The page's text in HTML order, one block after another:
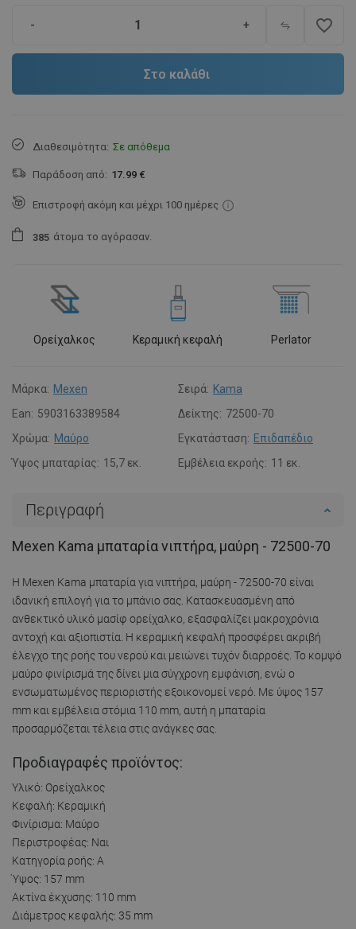
- + favorite_border
Στο καλάθι
Διαθεσιμότητα: Σε απόθεμα
Παράδοση από: 17.99 €
Επιστροφή ακόμη και μέχρι 100 ημέρες
385 άτομα το αγόρασαν.
Ορείχαλκος Κεραμική κεφαλή Perlator
Μάρκα: Mexen Σειρά: Kama
Ean: 5903163389584 Δείκτης: 72500-70
Χρώμα: Μαύρο Εγκατάσταση: Επιδαπέδιο
Ύψος μπαταρίας: 15,7 εκ. Εμβέλεια εκροής: 11 εκ.
Περιγραφή
Mexen Kama μπαταρία νιπτήρα, μαύρη - 72500-70
Η Mexen Kama μπαταρία για νιπτήρα, μαύρη - 72500-70 είναι
ιδανική επιλογή για το μπάνιο σας. Κατασκευασμένη από
ανθεκτικό υλικό μασίφ ορείχαλκο, εξασφαλίζει μακροχρόνια
αντοχή και αξιοπιστία. Η κεραμική κεφαλή προσφέρει ακριβή
έλεγχο της ροής του νερού και μειώνει τυχόν διαρροές. Το κομψό
μαύρο φινίρισμά της δίνει μια σύγχρονη εμφάνιση, ενώ ο
ενσωματωμένος περιοριστής εξοικονομεί νερό. Με ύψος 157
mm και εμβέλεια στόμια 110 mm, αυτή η μπαταρία
προσαρμόζεται τέλεια στις ανάγκες σας.
Προδιαγραφές προϊόντος:
Υλικό: Ορείχαλκος
Κεφαλή: Κεραμική
Φινίρισμα: Μαύρο
Περιστροφέας: Ναι
Κατηγορία ροής: A
Ύψος: 157 mm
Ακτίνα έκχυσης: 110 mm
Διάμετρος κεφαλής: 35 mm